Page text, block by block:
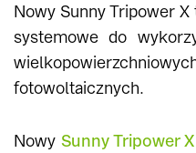
Nowy Sunny Tripower
systemowe do
fotowoltaicznych.
NowySunny Tripower X